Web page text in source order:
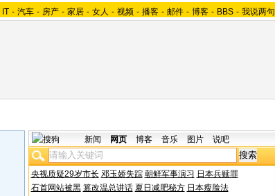
IT - 汽车 - 房产 - 家居 - 女人 - 视频 - 播客 - 邮件 - 博客 - BBS - 我说两句
新闻 网页 博客 音乐 图片 说吧
央视质疑29岁市长 邓玉娇失踪 朝鲜军事演习 日本兵赎罪
石首网站被黑 篡改温总讲话 夏日减肥秘方 日本瘦脸法